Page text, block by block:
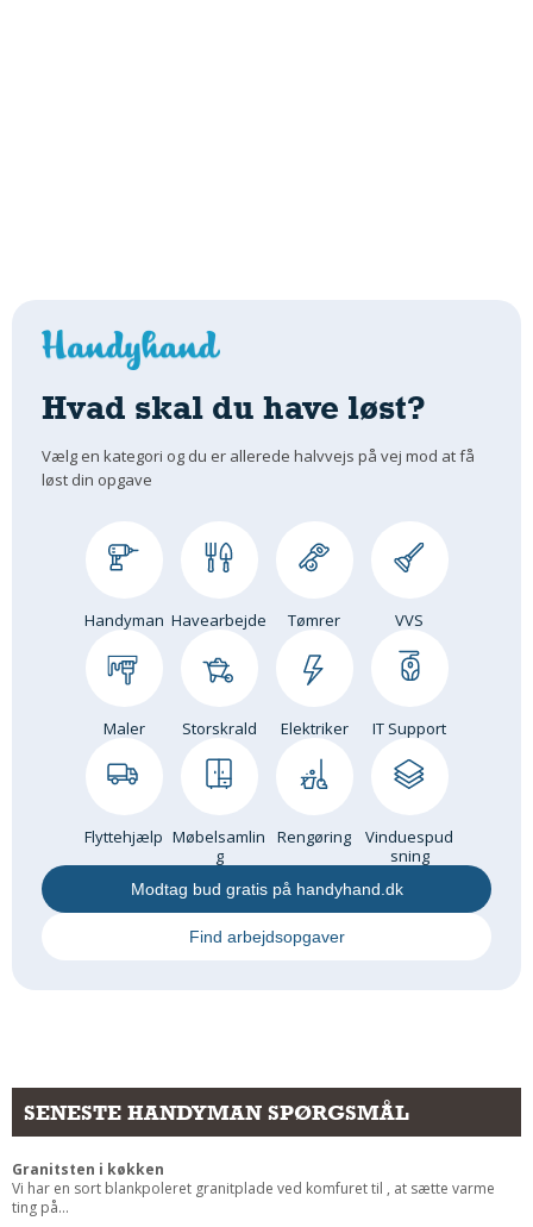
Hvad skal du have løst?
Vælg en kategori og du er allerede halvvejs på vej mod at få
løst din opgave
Handyman Havearbejde Tømrer VVS
Maler Storskrald Elektriker IT Support
Flyttehjælp Møbelsamlin
g
Rengøring
Vinduespud
sning
Modtag bud gratis på handyhand.dk
Find arbejdsopgaver
SENESTE HANDYMAN SPØRGSMÅL
Granitsten i køkken
Vi har en sort blankpoleret granitplade ved komfuret til , at sætte varme
ting på...